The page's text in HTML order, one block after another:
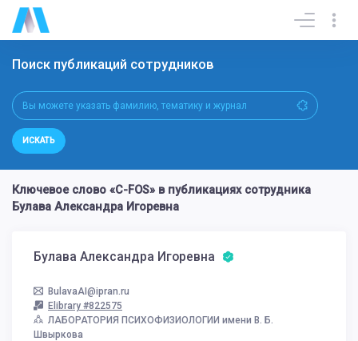
Поиск публикаций сотрудников
ИСКАТЬ
Ключевое слово «C-FOS» в публикациях сотрудника
Булава Александра Игоревна
Булава Александра Игоревна
BulavaAI@ipran.ru
Elibrary #822575
ЛАБОРАТОРИЯ ПСИХОФИЗИОЛОГИИ имени В. Б.
Швыркова